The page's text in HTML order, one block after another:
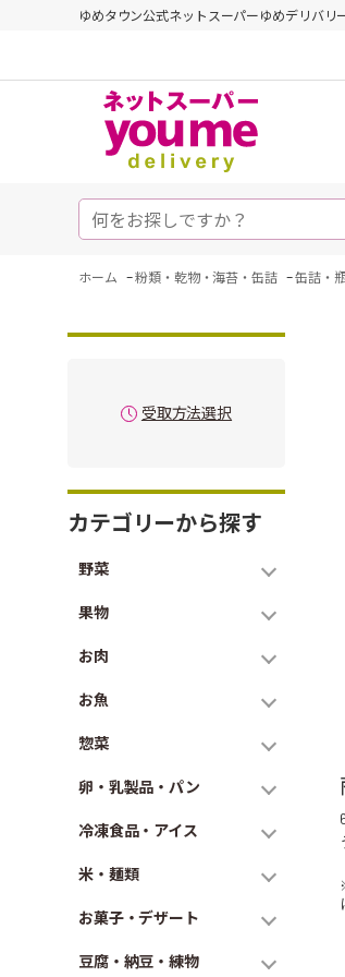
ゆめタウン公式ネットスーパーゆめデリバリ
ホーム -粉類・乾物・海苔・缶詰 -缶詰・
受取方法選択
カテゴリーから探す
野菜
果物
お肉
お魚
惣菜
卵・乳製品・パン
冷凍食品・アイス
米・麺類
お菓子・デザート
豆腐・納豆・練物